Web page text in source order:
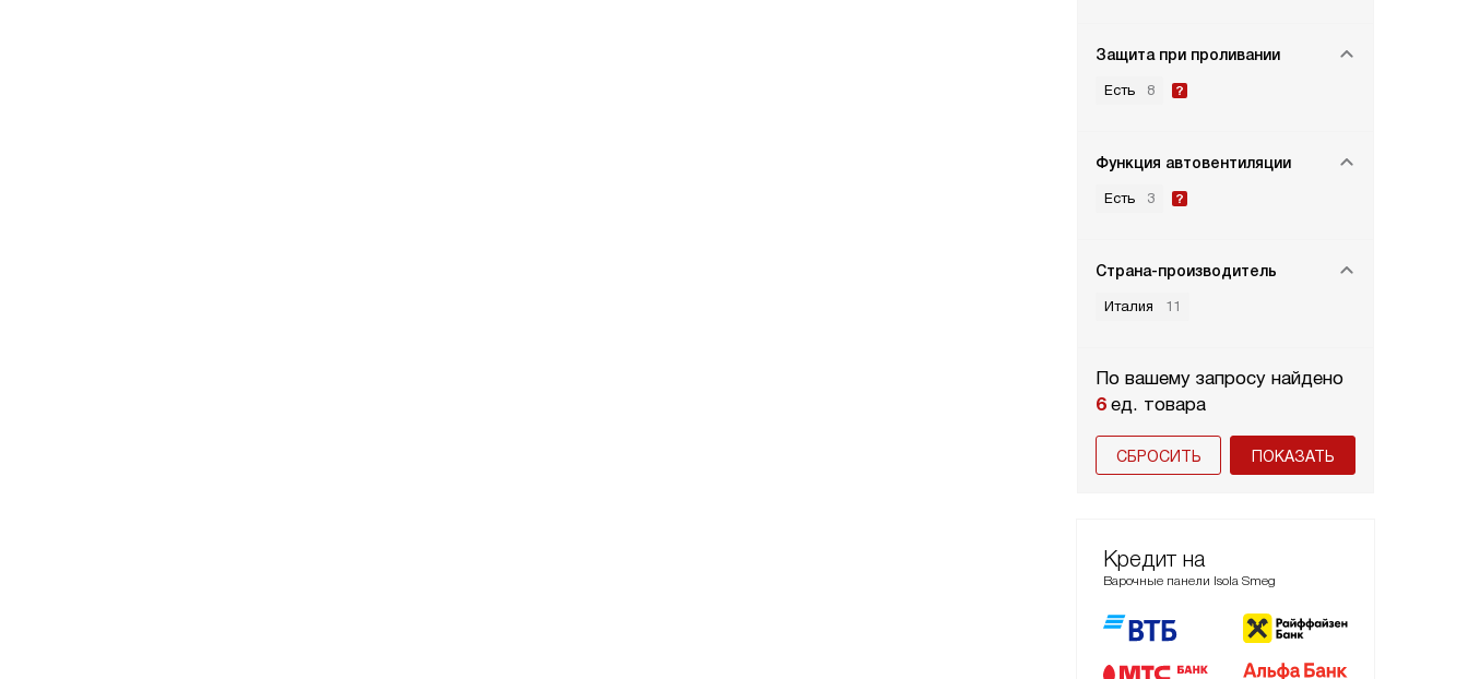
Защита при проливании
Есть 8
Функция автовентиляции
Есть 3
Страна-производитель
Италия 11
По вашему запросу найдено
6ед. товара
СБРОСИТЬ
Кредит на
Варочные панели Isola Smeg